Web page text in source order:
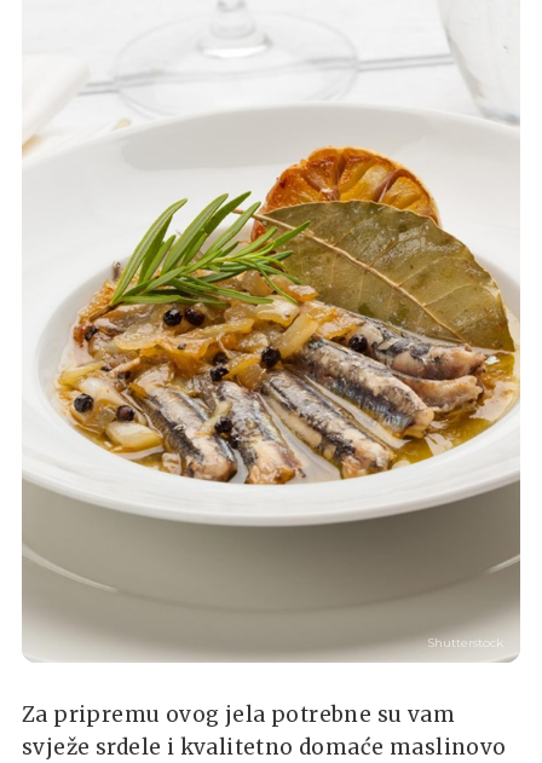
Shutterstock
Za pripremu ovog jela potrebne su vam
svježe srdele i kvalitetno domaće maslinovo